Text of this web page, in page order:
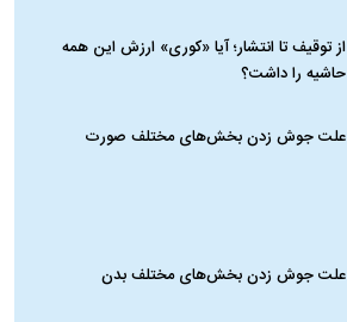
از توقیف تا انتشار؛ آیا «کوری» ارزش این همه
حاشیه را داشت؟
علت جوش زدن بخش‌های مختلف صورت
علت جوش زدن بخش‌های مختلف بدن